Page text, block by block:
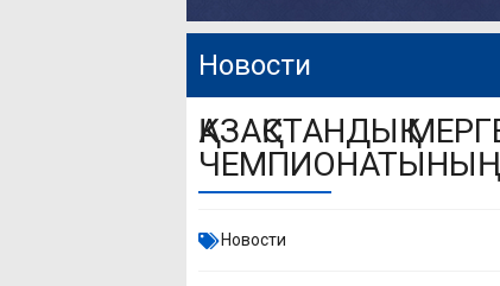
Новости
ҚАЗАҚСТАНДЫҚ
ЧЕМПИОНАТЫНЫҢ
Новости